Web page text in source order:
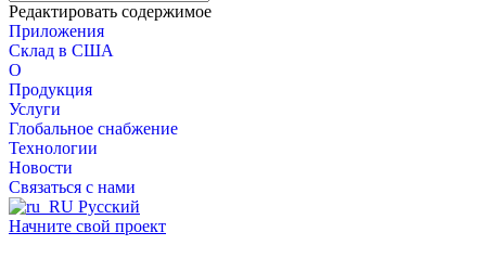
Редактировать содержимое
Приложения
Склад в США
О
Продукция
Услуги
Глобальное снабжение
Технологии
Новости
Связаться с нами
Русский
Начните свой проект